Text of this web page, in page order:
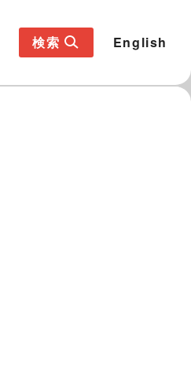
検索 English